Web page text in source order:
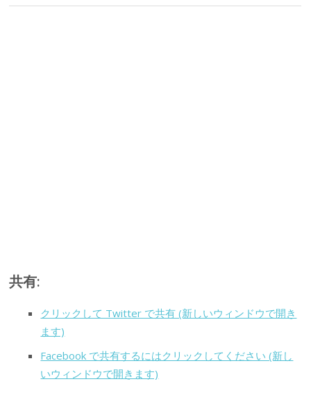
共有:
クリックして Twitter で共有 (新しいウィンドウで開き
ます)
Facebook で共有するにはクリックしてください (新し
いウィンドウで開きます)